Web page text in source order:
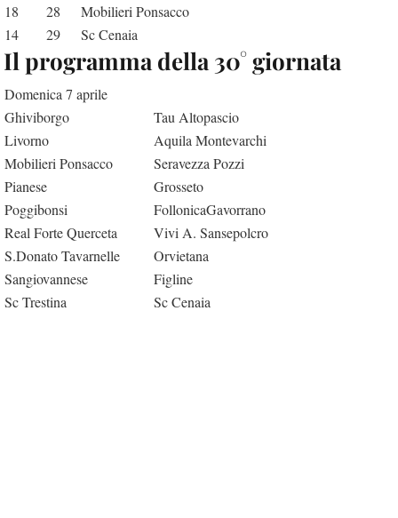
18
28
Mobilieri Ponsacco
14
29 Sc Cenaia
Il programma della 30° giornata
Domenica 7 aprile
Ghiviborgo
Tau Altopascio
Livorno
Aquila Montevarchi
Mobilieri Ponsacco
Seravezza Pozzi
Pianese
Grosseto
Poggibonsi
FollonicaGavorrano
Real Forte Querceta
Vivi A. Sansepolcro
S.Donato Tavarnelle
Orvietana
Sangiovannese
Figline
Sc Trestina
Sc Cenaia